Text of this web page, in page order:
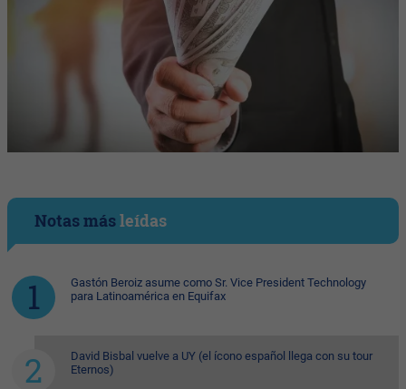
Notas másleídas
Gastón Beroiz asume como Sr. Vice President Technology
para Latinoamérica en Equifax
David Bisbal vuelve a UY (el ícono español llega con su tour
Eternos)